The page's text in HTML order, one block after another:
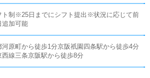
先輩スタッフからの指導の元、始めていただける
心ください。
ト制※25日までにシフト提出※状況に応じて前
追加可能
河原町から徒歩1分京阪祇園四条駅から徒歩4分
西線三条京阪駅から徒歩8分